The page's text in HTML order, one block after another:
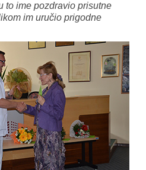
to ime pozdravio prisutne
im uručio prigodne